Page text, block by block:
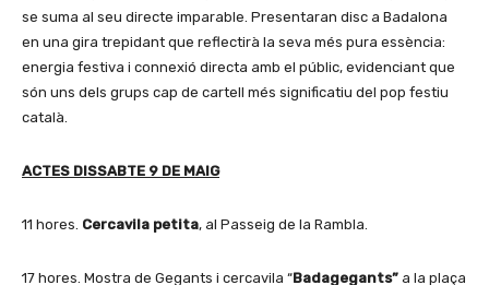
se suma al seu directe imparable. Presentaran disc a Badalona
en una gira trepidant que reflectirà la seva més pura essència:
energia festiva i connexió directa amb el públic, evidenciant que
són uns dels grups cap de cartell més significatiu del pop festiu
català.
ACTES DISSABTE 9 DE MAIG
11 hores. Cercavila petita, al Passeig de la Rambla.
17 hores. Mostra de Gegants i cercavila “Badagegants” a la plaça